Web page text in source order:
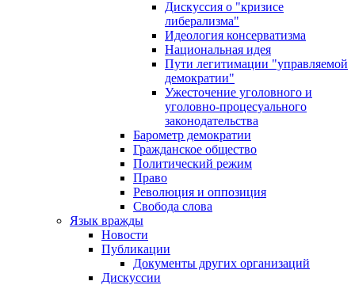
Дискуссия о "кризисе
либерализма"
Идеология консерватизма
Национальная идея
Пути легитимации "управляемой
демократии"
Ужесточение уголовного и
уголовно-процесуального
законодательства
Барометр демократии
Гражданское общество
Политический режим
Право
Революция и оппозиция
Свобода слова
Язык вражды
Новости
Публикации
Документы других организаций
Дискуссии